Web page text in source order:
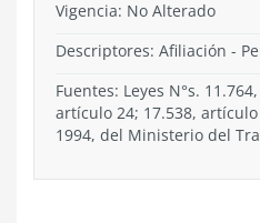
Vigencia: No Alterado
Descriptores: Afiliación -
Fuentes: Leyes N°s.
artículo 24; 17.538, artículo
1994, del Ministerio del